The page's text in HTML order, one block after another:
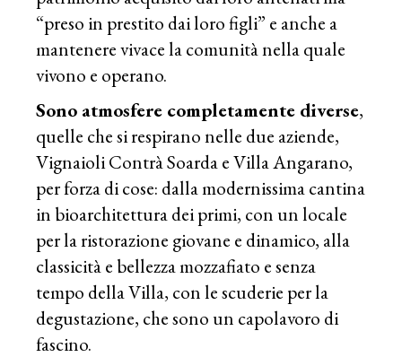
“preso in prestito dai loro figli” e anche a
mantenere vivace la comunità nella quale
vivono e operano.
Sono atmosfere completamente diverse,
quelle che si respirano nelle due aziende,
Vignaioli Contrà Soarda e Villa Angarano,
per forza di cose: dalla modernissima cantina
in bioarchitettura dei primi, con un locale
per la ristorazione giovane e dinamico, alla
classicità e bellezza mozzafiato e senza
tempo della Villa, con le scuderie per la
degustazione, che sono un capolavoro di
fascino.